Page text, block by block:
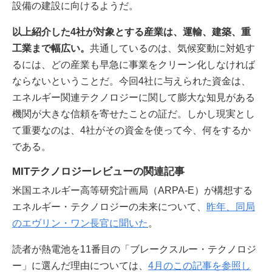
設備の建設に向けるようだ。
以上紹介した4社が対象とする産業は、運輸、建築、重
工業まで幅広い。 共通しているのは、気候変動に対処す
るには、どの産業も早急に事業をクリーン化しなければ
ならないということだ。今回4社に与えられた資金は、
エネルギー関連テクノロジーに関して膨大な知見がある
機関が大きな信頼を寄せたことの証だ。しかし現実とし
て重要なのは、4社がその資金を使って今、何をするか
である。
MITテクノロジーレビューの関連記事
米国エネルギー高等研究計画局（ARPA-E）が構想する
エネルギー・テクノロジーの未来について、 昨年、同局
のエヴリン・ワン長官に聞いた 。
読者が熱電池を11番目の「ブレークスルー・テクノロジ
ー」に選んだ理由については、 4月のこの記事を参照し